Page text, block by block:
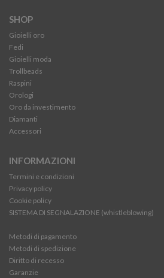
SHOP
Gioielli oro
Fedi
Gioielli moda
Trollbeads
Raspini
Orologi
Oro da investimento
Diamanti
Accessori
INFORMAZIONI
Termini e condizioni
Privacy policy
Cookie policy
SISTEMA DI SEGNALAZIONE (whistleblowing)
Metodi di pagamento
Metodi di spedizione
Diritto di recesso
Garanzie